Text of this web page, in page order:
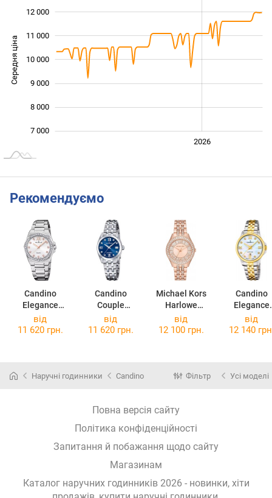
Середня ціна 10 000
7 000
8 000
9 000
10 000
11 000
12 000
2026
Рекомендуємо
Candino
Elegance
C4751/1
Candino
Couple
C4703/B
Michael Kors
Harlowe
MK4710
Candino
Elegance
C4767/1
від
11 620 грн.
від
11 620 грн.
від
12 100 грн.
від
12 140
Наручні годинники Candino Фільтр Усі моделі
Повна версія сайту
Політика конфіденційності
Запитання й побажання щодо сайту
Магазинам
Каталог наручних годинників 2026 - новинки, хіти